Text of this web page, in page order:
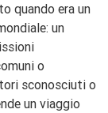
quando era un
un
o
sconosciuti o
un viaggio